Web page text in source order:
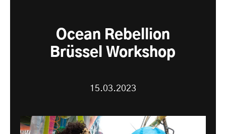
Ocean Rebellion
Brüssel Workshop
15.03.2023